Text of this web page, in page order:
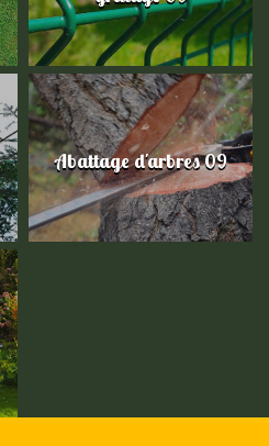
Abattage d'arbres 09